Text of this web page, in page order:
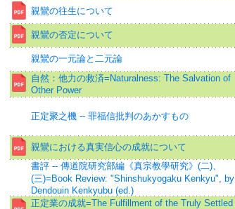
親鸞の往生について
親鸞の否定について
親鸞の一元論と二元論
自然：他力の救済=Naturalness: The Salvation of
Other Power
正定聚之機 -- 罪福信批判のあかすもの
親鸞における真実信心の成就について
書評 -- 傳道院研究部編《真宗教學研究》(二)、
(三)=Book Review: "Shinshukyogaku Kenkyu", by
Dendouin Kenkyubu (ed.)
正定業の成就=The Fulfillment of the Truly Settled